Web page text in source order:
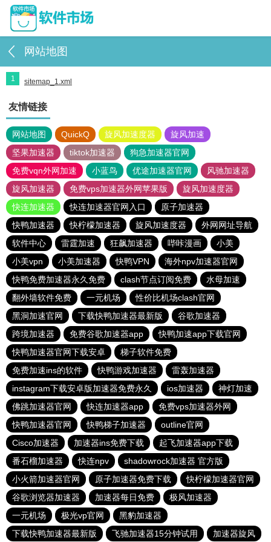
网站地图
1 sitemap_1.xml
友情链接
网站地图 QuickQ 旋风加速度器
旋风加速
坚果加速器
tiktok加速器
狗急加速器官网
免费vqn外网加速
小蓝鸟 优途加速器官网
风驰加速器
旋风加速器
免费vps加速器外网苹果版
旋风加速度器
快连加速器
快连加速器官网入口
原子加速器
快鸭加速器
快柠檬加速器 旋风加速度器
外网网址导航
软件中心
雷霆加速 狂飙加速器 哔咔漫画
小美
小美vpn
小美加速器 快鸭VPN
海外npv加速器官网
快鸭免费加速器永久免费
clash节点订阅免费
水母加速
翻外墙软件免费
一元机场
性价比机场clash官网
黑洞加速官网
下载快鸭加速器最新版
谷歌加速器
跨境加速器
免费谷歌加速器app
快鸭加速app下载官网
快鸭加速器官网下载安卓
梯子软件免费
免费加速ins的软件
快鸭游戏加速器
雷轰加速器
instagram下载安卓版加速器免费永久
ios加速器
神灯加速
佛跳加速器官网
快连加速器app
免费vps加速器外网
快鸭加速器官网
快鸭梯子加速器
outline官网
Cisco加速器
加速器ins免费下载
起飞加速器app下载
番石榴加速器
快连npv
shadowrock加速器 官方版
小火箭加速器官网
原子加速器免费下载
快柠檬加速器官网
谷歌浏览器加速器
加速器每日免费
极风加速器
一元机场
极光vp官网
黑豹加速器
下载快鸭加速器最新版
飞驰加速器15分钟试用 加速器旋风